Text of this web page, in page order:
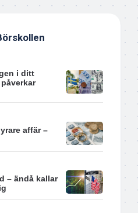
i ditt
affär –
– ändå kallar